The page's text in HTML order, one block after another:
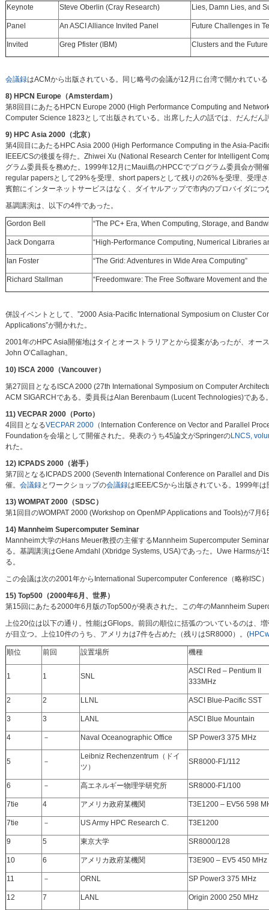
Keynote Steve Oberlin (Cray Research) Lies, Damn Lies, and
Panel An ASCI Alliance Invited Panel Future Challenges in
Invited Greg Pfister (IBM) Clusters and the
会議録はACMから出版されている。同じ略号の会議が12月に台湾で開かれてい
8) HPCN Europe（Amsterdam）
第8回目にあたるHPCN Europe 2000 (High Performance Computing and
Computer Science 1823として出版されている。出席した人の話では、だんだ
9) HPC Asia 2000（北京）
第4回目にあたるHPC Asia 2000 (High Performance Computing in the Asia-
IEEE/CSの後援を得た。Zhiwei Xu (National Research Center for Intelligent
グラム委員長を務めた。1999年12月にMaui島のHPCCでプログラム委員会が
regular papersとして29%を受理、short papersとして残りの26%を受理、受理
賓館にインターネットサービスはなく、ダイヤルアップで市内のプロバイダに
基調講演は、以下の4件であった。
Gordon Bell “The PC+ Era, When Computing, Storage, and
Jack Dongarra “High-Performance Computing, Numerical Libraries
Ian Foster “The Grid: Adventures in Wide Area Computing”
Richard Stallman “Freedomware: The Free Software Movement and the
併設イベントとして、”2000 Asia-Pacific International Symposium on Cluster
Applications”が開かれた。
2001年のHPC Asia開催地はタイとオーストラリアとから提案があったが、オ
John O’Callaghan。
10) ISCA 2000（Vancouver）
第27回目となるISCA 2000 (27th International Symposium on Computer
ACM SIGARCHである。委員長はAlan Berenbaum (Lucent Technologies)である
11) VECPAR 2000（Porto）
4回目となるVECPAR 2000（Internation Conference on Vector and Parallel
Foundationを会場として開催された。発表のうち45論文がSpringerのLNCS,
れた。
12) ICPADS 2000（岩手）
第7回となるICPADS 2000 (Seventh International Conference on Parallel and
催。 会議録とワークショップの会議録はIEEE/CSから出版されている。1999年は
13) WOMPAT 2000（SDSC）
第1回目のWOMPAT 2000 (Workshop on OpenMP Applications and Tools)が7
14) Mannheim Supercomputer Seminar
Mannheim大学のHans Meuer教授の主催するMannheim Supercomputer
る。基調講演はGene Amdahl (Xbridge Systems, USA)であった。Uwe Harmsが
る。
この会議は次の2001年からInternational Supercomputer Conference（略称ISC
15) Top500（2000年6月、世界）
第15回にあたる2000年6月版のTop500が発表された。この年のMannheim
上位20位は以下の通り。性能はGFlops。前回の順位に括弧のついているのは、
が目立つ。上位10件のうち、アメリカは7件を占めた（残りはSR8000）。(
順位 前回 設置場所 機種
1 1 SNL
ASCI Red – Pentium II
333MHz
2 2 LLNL ASCI Blue-Pacific SST
3 3 LANL ASCI Blue Mountain
4 － Naval Oceanographic Office SP Power3 375 MHz
5 －
Leibniz Rechenzentrum（ドイ
ツ）
SR8000-F1/112
6 － 高エネルギー物理学研究所 SR8000-F1/100
7tie 4 アメリカ政府某機関 T3E1200 – EV56 598
7tie － US Army HPC Research C. T3E1200
9 5 東京大学 SR8000/128
10 6 アメリカ政府某機関 T3E900 – EV5 450 MHz
11 － ORNL SP Power3 375 MHz
12 7 LANL Origin 2000 250 MHz